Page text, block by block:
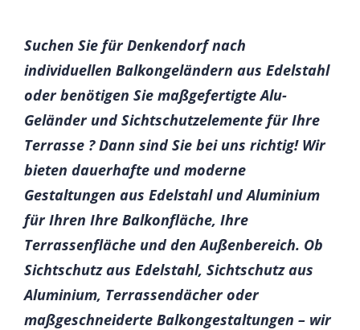
Suchen Sie für Denkendorf nach
individuellen Balkongeländern aus Edelstahl
oder benötigen Sie maßgefertigte Alu-
Geländer und Sichtschutzelemente für Ihre
Terrasse ? Dann sind Sie bei uns richtig! Wir
bieten dauerhafte und moderne
Gestaltungen aus Edelstahl und Aluminium
für Ihren Ihre Balkonfläche, Ihre
Terrassenfläche und den Außenbereich. Ob
Sichtschutz aus Edelstahl, Sichtschutz aus
Aluminium, Terrassendächer oder
maßgeschneiderte Balkongestaltungen – wir